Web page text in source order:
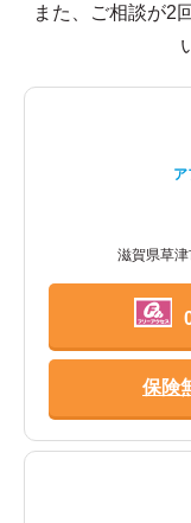
また、ご相談が2
滋賀県草津
保険